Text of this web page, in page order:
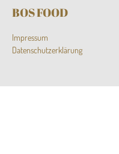
BOS FOOD
Impressum
Datenschutzerklärung